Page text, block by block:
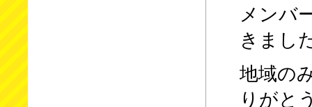
メンバ
きまし
地域の
りがと